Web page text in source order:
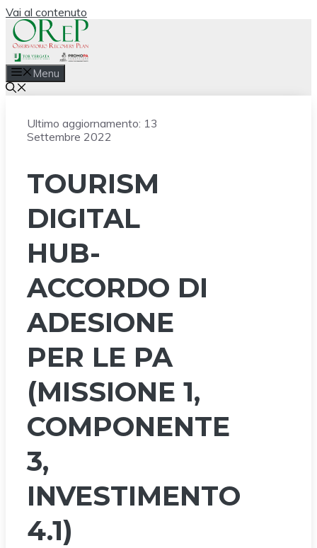
Vai al contenuto
Menu
Ultimo aggiornamento: 13
Settembre 2022
TOURISM
DIGITAL
HUB-
ACCORDO DI
ADESIONE
PER LE PA
(MISSIONE 1,
COMPONENTE
3,
INVESTIMENTO
4.1)